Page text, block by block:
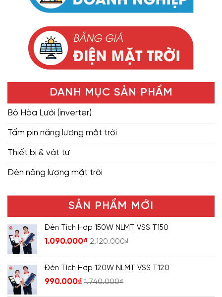
DANH MỤC SẢN PHẨM
Bộ Hòa Lưới (inverter)
Tấm pin năng lượng mặt trời
Thiết bị & vật tư
Đèn năng lượng mặt trời
SẢN PHẨM MỚI
Đèn Tích Hợp 150W NLMT VSS T150
1.090.000₫ 2.120.000₫
Đèn Tích Hợp 120W NLMT VSS T120
990.000₫ 1.740.000₫